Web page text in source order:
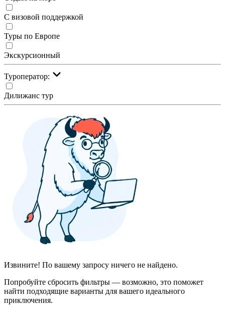
С визовой поддержкой
Туры по Европе
Экскурсионный
Туроператор:
Дилижанс тур
Извините! По вашему запросу ничего не найдено.
Попробуйте сбросить фильтры — возможно, это поможет
найти подходящие варианты для вашего идеального
приключения.